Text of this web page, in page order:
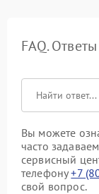
FAQ.
Вы можете
часто
сервисный
телефону+7
свой вопрос.